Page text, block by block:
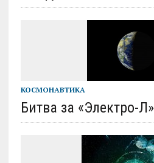
КОСМОНАВТИКА
Битва за «Электро-Л»